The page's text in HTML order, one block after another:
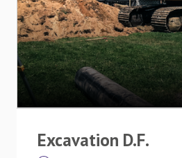
Excavation D.F.